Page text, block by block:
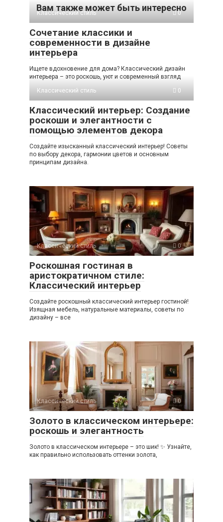
Вам также может быть интересно
Классический стиль 0
Сочетание классики и
современности в дизайне
интерьера
Ищете вдохновение для дома? Классический дизайн
интерьера – это роскошь, уют и современный взгляд
Классический стиль
0
Классический интерьер: Создание
роскоши и элегантности с
помощью элементов декора
Создайте изысканный классический интерьер! Советы
по выбору декора, гармонии цветов и основным
принципам дизайна.
Классический стиль 0
Роскошная гостиная в
аристократичном стиле:
Классический интерьер
Создайте роскошный классический интерьер гостиной!
Изящная мебель, натуральные материалы, советы по
дизайну – все
Классический стиль 0
Золото в классическом интерьере:
роскошь и элегантность
Золото в классическом интерьере – это шик! ✨ Узнайте,
как правильно использовать оттенки золота,